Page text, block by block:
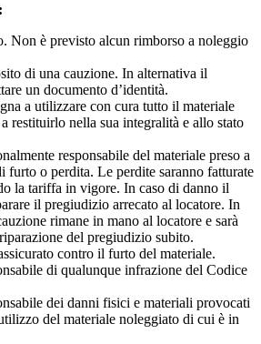
Non è previsto alcun rimborso a noleggio
di una cauzione. In alternativa il
un documento d’identità.
a utilizzare con cura tutto il materiale
restituirlo nella sua integralità e allo stato
responsabile del materiale preso a
furto o perdita. Le perdite saranno fatturate
la tariffa in vigore. In caso di danno il
il pregiudizio arrecato al locatore. In
rimane in mano al locatore e sarà
del pregiudizio subito.
contro il furto del materiale.
di qualunque infrazione del Codice
dei danni fisici e materiali provocati
del materiale noleggiato di cui è in